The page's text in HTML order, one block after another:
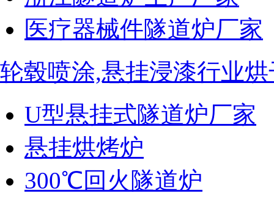
医疗器械件隧道炉厂家
轮毂喷涂,悬挂浸漆行业
U型悬挂式隧道炉厂家
悬挂烘烤炉
300℃回火隧道炉